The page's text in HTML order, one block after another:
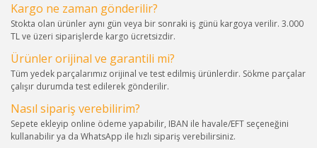
Kargo ne zaman gönderilir?
Stokta olan ürünler aynı gün veya bir sonraki iş günü kargoya verilir. 3.000
TL ve üzeri siparişlerde kargo ücretsizdir.
Ürünler orijinal ve garantili mi?
Tüm yedek parçalarımız orijinal ve test edilmiş ürünlerdir. Sökme parçalar
çalışır durumda test edilerek gönderilir.
Nasıl sipariş verebilirim?
Sepete ekleyip online ödeme yapabilir, IBAN ile havale/EFT seçeneğini
kullanabilir ya da WhatsApp ile hızlı sipariş verebilirsiniz.